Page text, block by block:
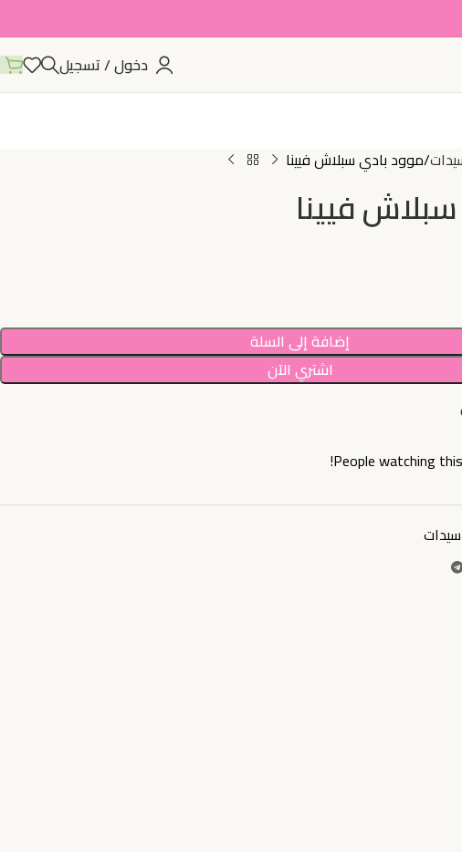
دخول / تسجيل
موود بادي سبلاش فيينا
فيينا
إضافة إلى السلة
اشتري الآن
People watching